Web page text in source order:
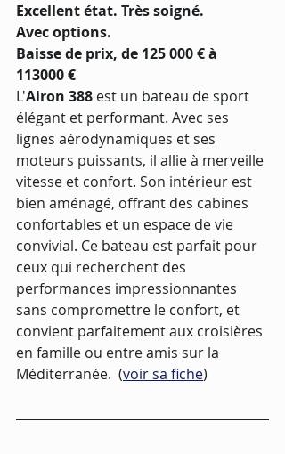
Excellent état. Très soigné.
Avec options.
Baisse de prix, de 125 000 € à
113000 €
L'Airon 388 est un bateau de sport
élégant et performant. Avec ses
lignes aérodynamiques et ses
moteurs puissants, il allie à merveille
vitesse et confort. Son intérieur est
bien aménagé, offrant des cabines
confortables et un espace de vie
convivial. Ce bateau est parfait pour
ceux qui recherchent des
performances impressionnantes
sans compromettre le confort, et
convient parfaitement aux croisières
en famille ou entre amis sur la
Méditerranée.  (voir sa fiche)